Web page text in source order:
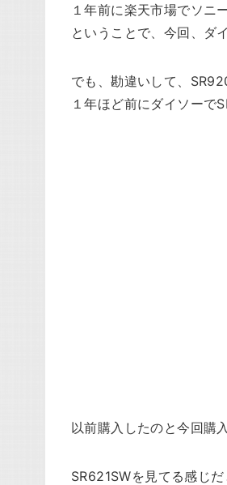
１年前に楽天市場でソニ
ということで、今回、ダ
でも、勘違いして、
１年ほど前にダイソーで
以前購入したのと今回購
SR621SWを見てる感じ